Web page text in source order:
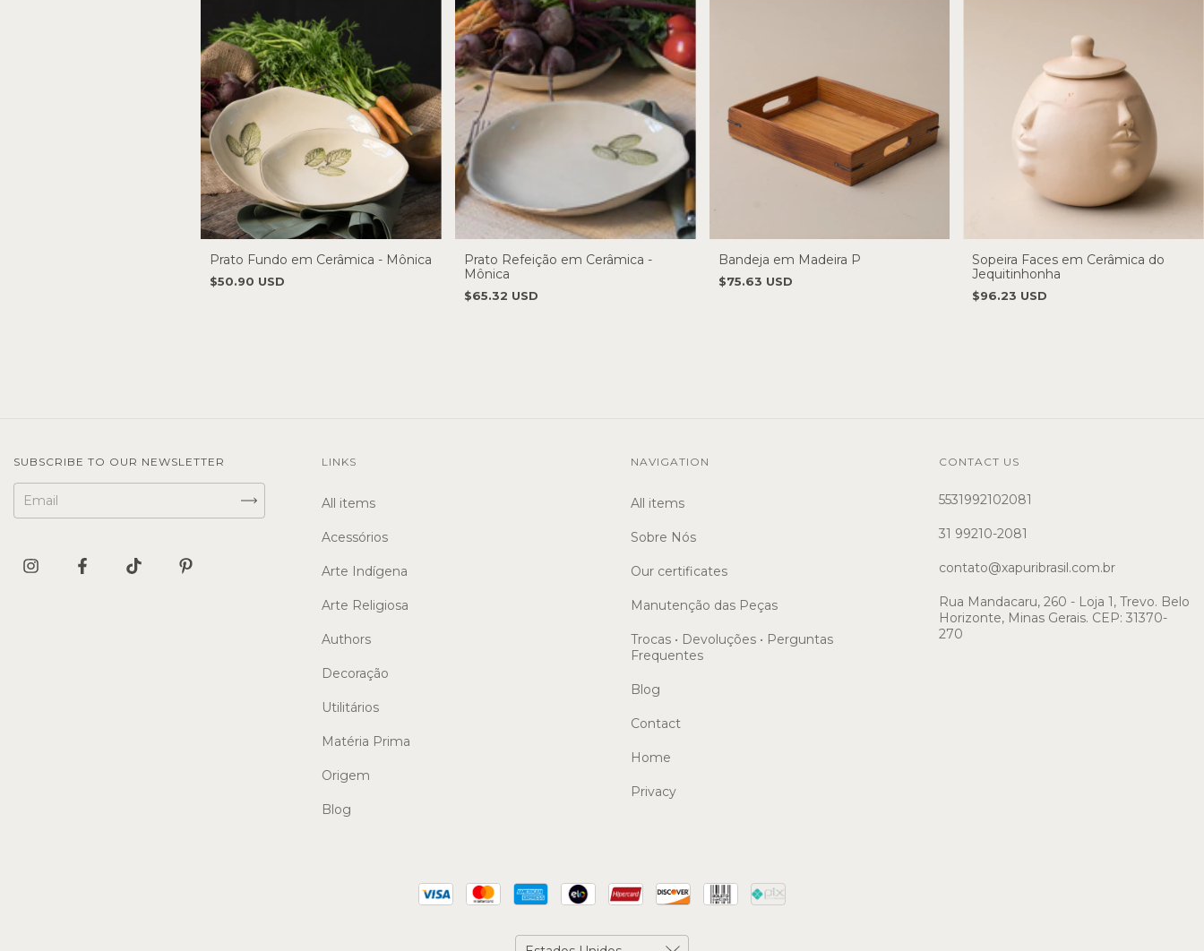
Prato Fundo em Cerâmica - Mônica
$50.90 USD
Prato Refeição em Cerâmica -
Mônica
$65.32 USD
Bandeja em Madeira P
$75.63 USD
Sopeira Faces em Cerâmica do
Jequitinhonha
$96.23 USD
SUBSCRIBE TO OUR NEWSLETTER LINKS
All items
Acessórios
Arte Indígena
Arte Religiosa
Authors
Decoração
Utilitários
Matéria Prima
Origem
Blog
NAVIGATION
All items
Sobre Nós
Our certificates
Manutenção das Peças
Trocas • Devoluções • Perguntas
Frequentes
Blog
Contact
Home
Privacy
CONTACT US
5531992102081
31 99210-2081
contato@xapuribrasil.com.br
Rua Mandacaru, 260 - Loja 1, Trevo. Belo
Horizonte, Minas Gerais. CEP: 31370-
270